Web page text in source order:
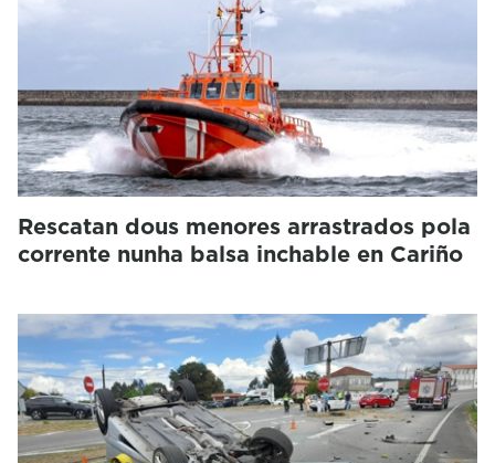
Rescatan dous menores arrastrados pola
corrente nunha balsa inchable en Cariño